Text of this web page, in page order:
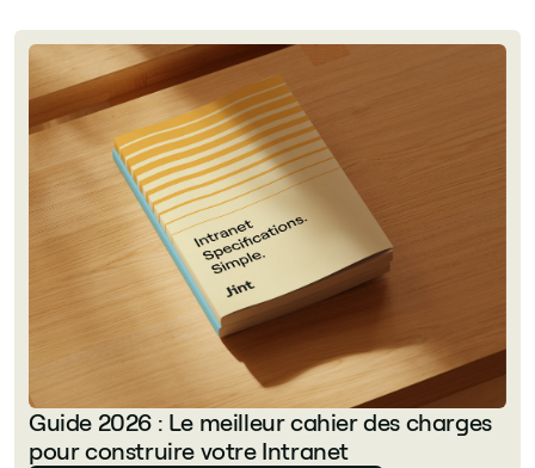
Guide 2026 : Le meilleur cahier des charges
pour construire votre Intranet